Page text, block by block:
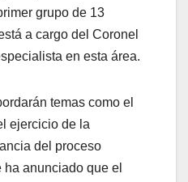
grupo de 13
a cargo del Coronel
en esta área.
temas como el
ejercicio de la
del proceso
anunciado que el